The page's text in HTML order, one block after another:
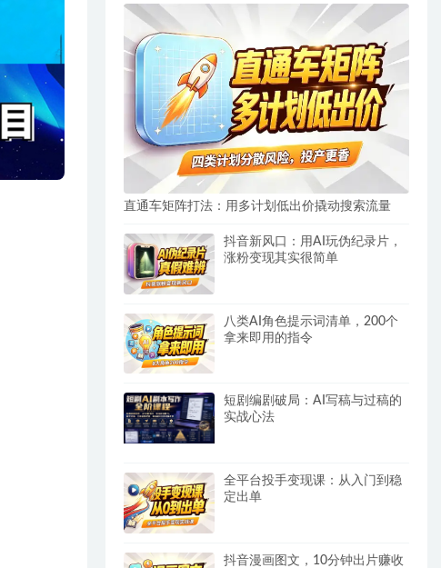
直通车矩阵打法：用多计划低出价撬动搜索流量
抖音新风口：用AI玩伪纪录片，
涨粉变现其实很简单
八类AI角色提示词清单，200个
拿来即用的指令
短剧编剧破局：AI写稿与过稿的
实战心法
全平台投手变现课：从入门到稳
定出单
抖音漫画图文，10分钟出片赚收